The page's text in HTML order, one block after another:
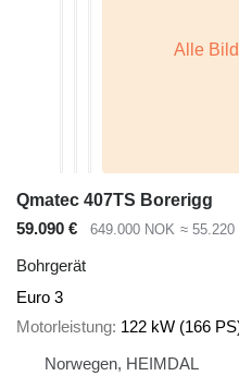
Qmatec 407TS Borerigg
59.090 €
649.000 NOK ≈ 55.220
Bohrgerät
Euro 3
Motorleistung 122 kW (166
Norwegen, HEIMDAL